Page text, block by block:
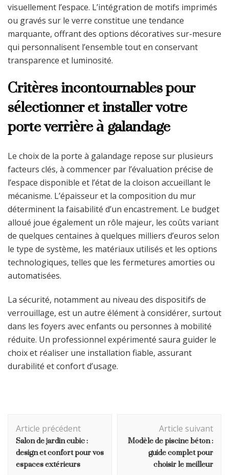
visuellement l’espace. L’intégration de motifs imprimés
ou gravés sur le verre constitue une tendance
marquante, offrant des options décoratives sur-mesure
qui personnalisent l’ensemble tout en conservant
transparence et luminosité.
Critères incontournables pour
sélectionner et installer votre
porte verrière à galandage
Le choix de la porte à galandage repose sur plusieurs
facteurs clés, à commencer par l’évaluation précise de
l’espace disponible et l’état de la cloison accueillant le
mécanisme. L’épaisseur et la composition du mur
déterminent la faisabilité d’un encastrement. Le budget
alloué joue également un rôle majeur, les coûts variant
de quelques centaines à quelques milliers d’euros selon
le type de système, les matériaux utilisés et les options
technologiques, telles que les fermetures amorties ou
automatisées.
La sécurité, notamment au niveau des dispositifs de
verrouillage, est un autre élément à considérer, surtout
dans les foyers avec enfants ou personnes à mobilité
réduite. Un professionnel expérimenté saura guider le
choix et réaliser une installation fiable, assurant
durabilité et confort d’usage.
d'article
Article précédent
Salon de jardin cubic :
design et confort pour vos
espaces extérieurs
Article suivant
Modèle de piscine béton :
guide complet pour
choisir le meilleur